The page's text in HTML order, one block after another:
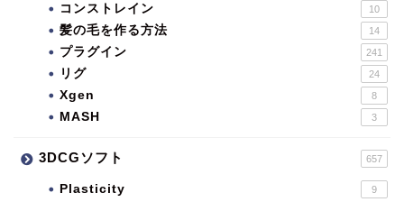
コンストレイン 10
髪の毛を作る方法 14
プラグイン 241
リグ 24
Xgen 8
MASH 3
3DCGソフト 657
Plasticity 9